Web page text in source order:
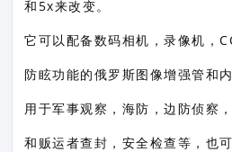
和5x来改变。
它可以配备数码相机，录像机，
防眩功能的俄罗斯图像增强管和
用于军事观察，海防，边防侦察
和贩运者查封，安全检查等，也